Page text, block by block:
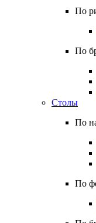
По
По
Столы
По
По